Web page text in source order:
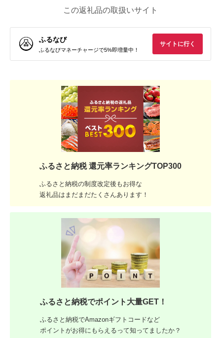
この返礼品の取扱いサイト
ふるなび
ふるなびマネーチャージで5%即増量中！
サイトに行く
ふるさと納税 還元率ランキングTOP300
ふるさと納税の制度改定後もお得な
返礼品はまだまだたくさんあります！
ふるさと納税でポイント大量GET！
ふるさと納税でAmazonギフトコードなど
ポイントがお得にもらえるって知ってましたか？